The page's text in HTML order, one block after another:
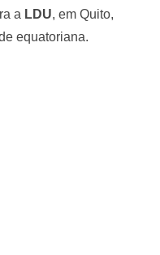
a LDU, em Quito,
equatoriana.